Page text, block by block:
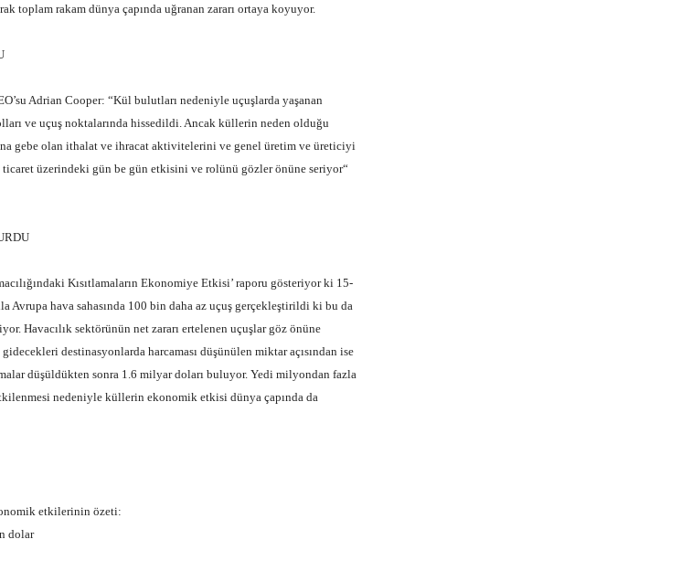
toplam rakam dünya çapında uğranan zararı ortaya koyuyor.
Adrian Cooper: “Kül bulutları nedeniyle uçuşlarda yaşanan
ve uçuş noktalarında hissedildi. Ancak küllerin neden olduğu
gebe olan ithalat ve ihracat aktivitelerini ve genel üretim ve üreticiyi
üzerindeki gün be gün etkisini ve rolünü gözler önüne seriyor“
Kısıtlamaların Ekonomiye Etkisi’ raporu gösteriyor ki 15-
Avrupa hava sahasında 100 bin daha az uçuş gerçekleştirildi ki bu da
Havacılık sektörünün net zararı ertelenen uçuşlar göz önüne
destinasyonlarda harcaması düşünülen miktar açısından ise
düşüldükten sonra 1.6 milyar doları buluyor. Yedi milyondan fazla
nedeniyle küllerin ekonomik etkisi dünya çapında da
etkilerinin özeti:
dolar